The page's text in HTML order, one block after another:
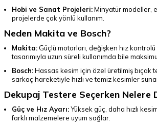
Hobi ve Sanat Projeleri:Minyatür modeller,
projelerde çok yönlü kullanım.
Neden Makita ve Bosch?
Makita: Güçlü motorları, değişken hız
tasarımıyla uzun süreli kullanımda bile
Bosch:Hassas kesim için özel üretilmiş bıçak
sarkaç hareketiyle hızlı ve temiz kesimler
Dekupaj Testere Seçerken Nelere
Güç ve Hız Ayarı:Yüksek güç, daha hızlı
farklı malzemelere uyum sağlar.